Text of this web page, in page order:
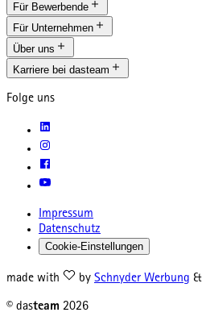
Für Bewerbende
Für Unternehmen
Über uns
Karriere bei dasteam
Folge uns
Impressum
Datenschutz
Cookie-Einstellungen
made with by Schnyder Werbung &
© dasteam 2026